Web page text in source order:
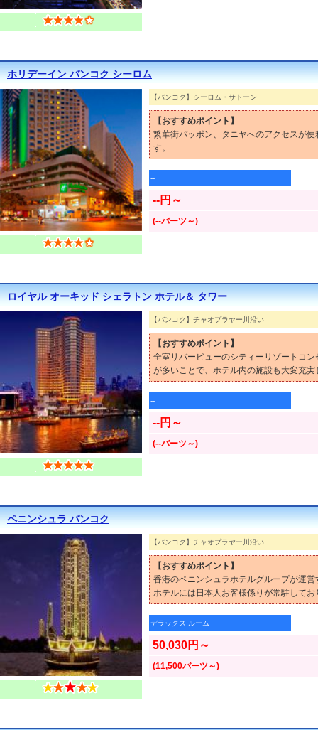
ホリデーイン バンコク シーロム
【バンコク】シーロム・サトーン
【おすすめポイント】
繁華街パッポン、タニヤへのアクセスが
す。
--
--円～
(--バーツ～)
ロイヤル オーキッド シェラトン ホテル＆ タワー
【バンコク】チャオプラヤー川沿い
【おすすめポイント】
全室リバービューのシティーリゾートコ
が多いことで、ホテル内の施設も大変充実
--
--円～
(--バーツ～)
ペニンシュラ バンコク
【バンコク】チャオプラヤー川沿い
【おすすめポイント】
香港のペニンシュラホテルグループが運
ホテルには日本人お客様係りが常駐して
デラックス ルーム
50,030円～
(11,500バーツ～)